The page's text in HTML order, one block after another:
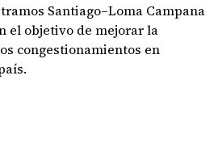
Santiago–Loma Campana
el objetivo de mejorar la
congestionamientos en